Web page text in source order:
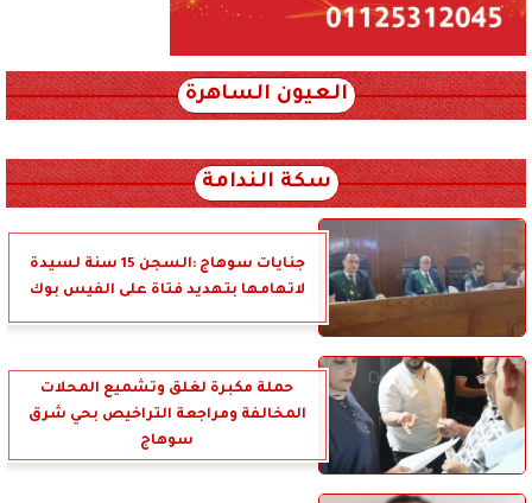
العيون الساهرة
سكة الندامة
جنايات سوهاج :السجن 15 سنة لسيدة
لاتهامها بتهديد فتاة على الفيس بوك
حملة مكبرة لغلق وتشميع المحلات
المخالفة ومراجعة التراخيص بحي شرق
سوهاج